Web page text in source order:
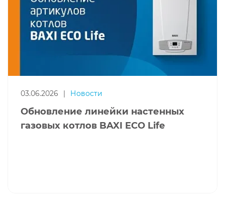
03.06.2026 Новости
Обновление линейки настенных
газовых котлов BAXI ECO Life